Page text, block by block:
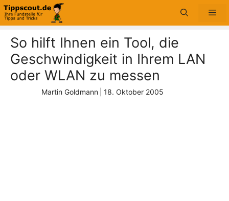
Zum
Inhalt
So hilft Ihnen ein Tool, die
Geschwindigkeit in Ihrem LAN
oder WLAN zu messen
Martin Goldmann 18. Oktober 2005